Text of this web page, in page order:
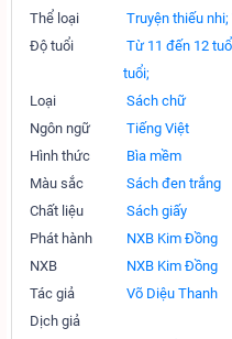
Thể loại Truyện thiếu nhi;
Độ tuổi
Từ 11 đến 12
tuổi;
Loại
Sách chữ
Ngôn ngữ
Tiếng Việt
Hình thức
Bìa mềm
Màu sắc
Sách đen trắng
Chất liệu
Sách giấy
Phát hành
NXB Kim Đồng
NXB
NXB Kim Đồng
Tác giả
Võ Diệu Thanh
Dịch giả